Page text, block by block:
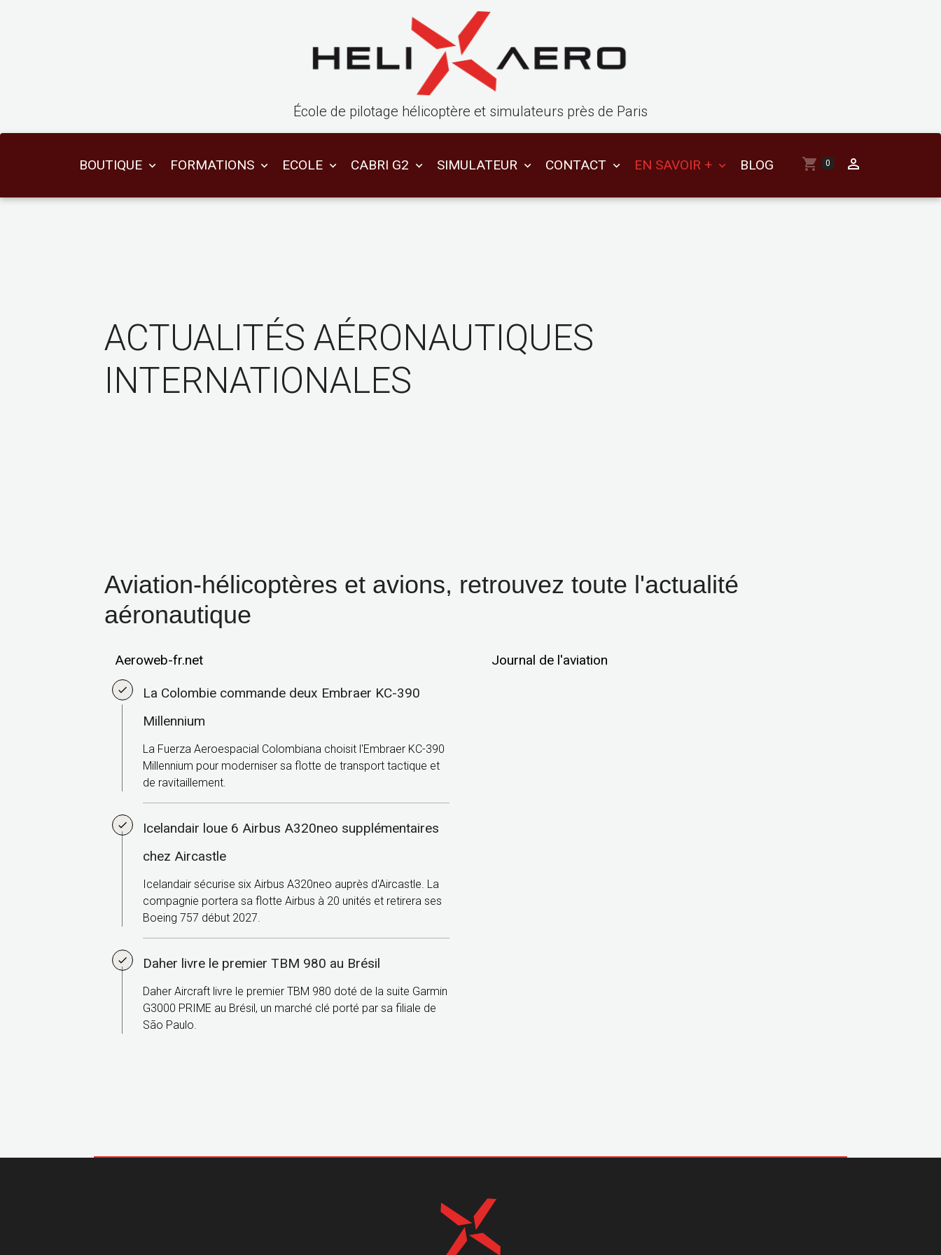
École de pilotage hélicoptère et simulateurs près de Paris
BOUTIQUE FORMATIONS ECOLE CABRI G2 SIMULATEUR CONTACT EN SAVOIR + BLOG 0
ACTUALITÉS AÉRONAUTIQUES
INTERNATIONALES
Aviation-hélicoptères et avions, retrouvez toute l'actualité
aéronautique
Aeroweb-fr.net
La Colombie commande deux Embraer KC-390
Millennium
La Fuerza Aeroespacial Colombiana choisit l'Embraer KC-390
Millennium pour moderniser sa flotte de transport tactique et
de ravitaillement.
Icelandair loue 6 Airbus A320neo supplémentaires
chez Aircastle
Icelandair sécurise six Airbus A320neo auprès d'Aircastle. La
compagnie portera sa flotte Airbus à 20 unités et retirera ses
Boeing 757 début 2027.
Daher livre le premier TBM 980 au Brésil
Daher Aircraft livre le premier TBM 980 doté de la suite Garmin
G3000 PRIME au Brésil, un marché clé porté par sa filiale de
São Paulo.
Journal de l'aviation